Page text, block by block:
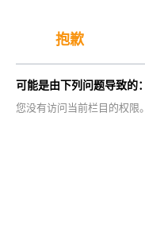
抱歉
可能是由下列问题导致的：
您没有访问当前栏目的权限。